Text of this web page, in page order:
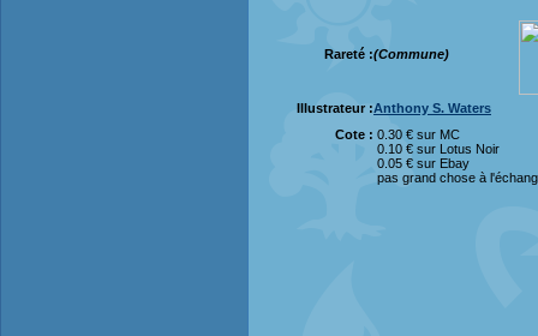
Rareté :(Commune)
Illustrateur :Anthony S. Waters
Cote : 0.30 € sur MC
0.10 € sur Lotus Noir
0.05 € sur Ebay
pas grand chose à